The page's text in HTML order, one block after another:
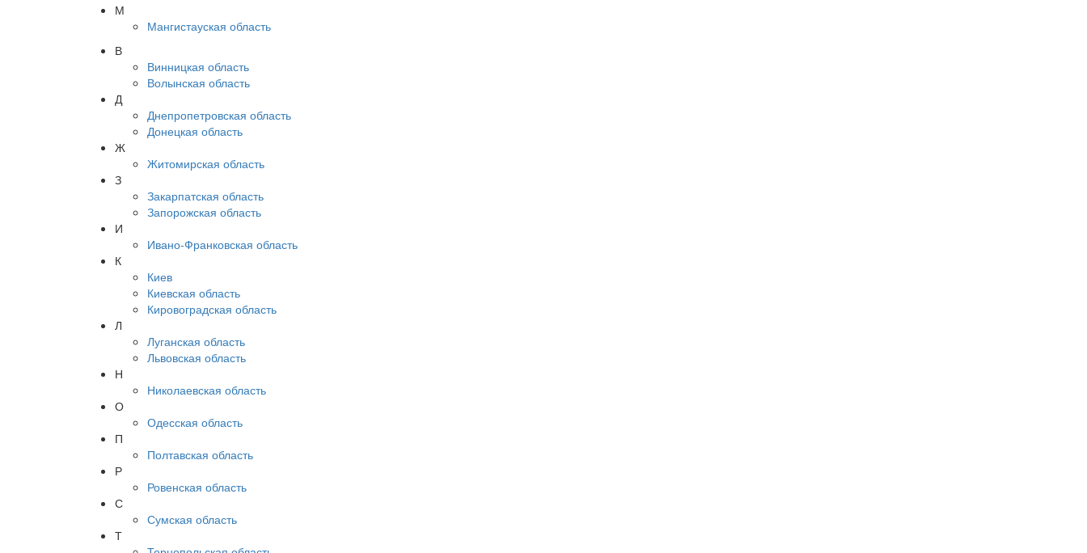
М
Мангистауская область
В
Винницкая область
Волынская область
Д
Днепропетровская область
Донецкая область
Ж
Житомирская область
З
Закарпатская область
Запорожская область
И
Ивано-Франковская область
К
Киев
Киевская область
Кировоградская область
Л
Луганская область
Львовская область
Н
Николаевская область
О
Одесская область
П
Полтавская область
Р
Ровенская область
С
Сумская область
Т